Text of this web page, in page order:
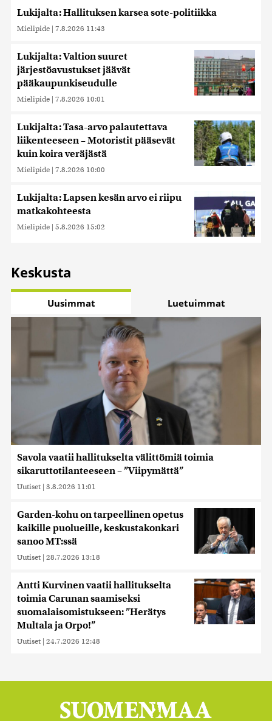
Lukijalta: Hallituksen karsea sote-politiikka
Mielipide | 7.8.2026 11:43
Lukijalta: Valtion suuret
järjestöavustukset jäävät
pääkaupunkiseudulle
Mielipide | 7.8.2026 10:01
Lukijalta: Tasa-arvo palautettava
liikenteeseen – Motoristit pääsevät
kuin koira veräjästä
Mielipide | 7.8.2026 10:00
Lukijalta: Lapsen kesän arvo ei riipu
matkakohteesta
Mielipide | 5.8.2026 15:02
Keskusta
Uusimmat Luetuimmat
Savola vaatii hallitukselta välittömiä toimia
sikaruttotilanteeseen – ”Viipymättä”
Uutiset | 3.8.2026 11:01
Garden-kohu on tarpeellinen opetus
kaikille puolueille, keskustakonkari
sanoo MT:ssä
Uutiset | 28.7.2026 13:18
Antti Kurvinen vaatii hallitukselta
toimia Carunan saamiseksi
suomalaisomistukseen: ”Herätys
Multala ja Orpo!”
Uutiset | 24.7.2026 12:48